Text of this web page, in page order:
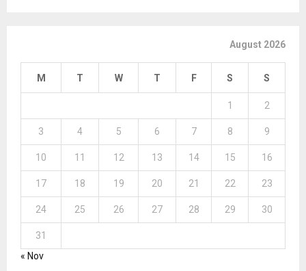
August 2026
M T W T F S S
1 2
3 4 5 6 7 8 9
10 11 12 13 14 15 16
17 18 19 20 21 22 23
24 25 26 27 28 29 30
31
« Nov